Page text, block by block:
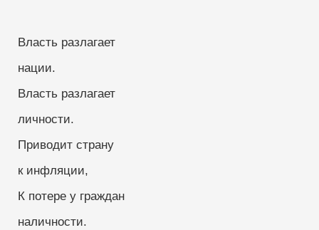
Власть разлагает
нации.
Власть разлагает
личности.
Приводит страну
к инфляции,
К потере у граждан
наличности.